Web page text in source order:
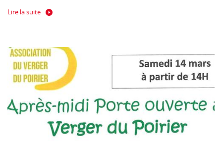
Lire la suite